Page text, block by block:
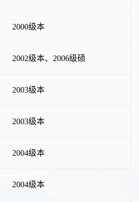
2000级本
2002级本、2006级硕
2003级本
2003级本
2004级本
2004级本